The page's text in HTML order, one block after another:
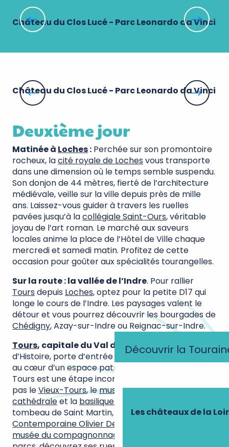
Découvrir la
Les châteaux de la
Château du Clos Lucé - Parc Leonardo da Vinci
Château du Clos Lucé - Parc Leonardo da Vinci
Deuxième jour
Matinée à Loches: Perchée sur son promontoire
rocheux, lacité royale de Lochesvous transporte
dans une dimension où le temps semble suspendu.
Son donjon de 44 mètres, fierté de l’architecture
médiévale, veille sur la ville depuis près de mille
ans. Laissez-vous guider à travers les ruelles
pavées jusqu’à lacollégiale Saint-Ours, véritable
joyau de l’art roman. Le marché aux saveurs
locales anime la place de l’Hôtel de Ville chaque
mercredi et samedi matin. Profitez de cette
occasion pour goûter aux spécialités tourangelles.
Sur la route : la vallée de l’Indre. Pour rallier
Toursdepuis Loches, optez pour la petite D17 qui
longe le cours de l’Indre. Les paysages valent le
détour et vous pourrez découvrir les bourgades de
Chédigny, Azay-sur-Indre ou Reignac-sur-Indre.
Tours, capitale du Val de Loire.Ville d’Art et
d’Histoire, porte d’entrée sur leVal de Loire, située
au cœur d’un espace patrimonial exceptionnel…
Tours est une étape incontournable. Ne manquez
pas leVieux-Tours, lemusée des Beaux Arts, la
cathédraleet la basilique Saint Martin
tombeau de Saint Martin, le
Centre de Création
Contemporaine Olivier Debré
musée du compagnonnage